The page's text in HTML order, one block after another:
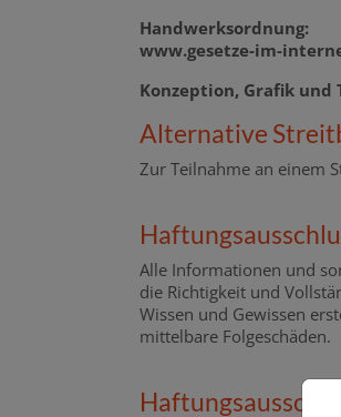
Handwerksordnung:
www.gesetze-im-
Konzeption, Grafik und
Alternative
Zur Teilnahme an einem
Alle Informationen und
die Richtigkeit und
Wissen und Gewissen
mittelbare Folgeschäden.